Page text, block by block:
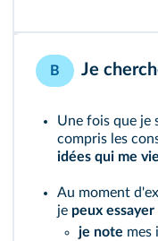
B Je
Une fois que je
compris les
idées qui me
Au moment
je peux
je note mes